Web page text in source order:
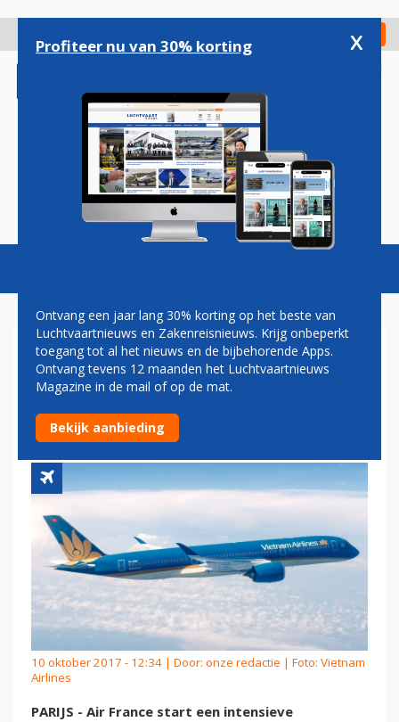
gaan
Check in
Magazine Podcasts Vacatures
AIR FRANCE TEKENT JOINT
VENTURE MET VIETNAM
AIRLINES
10 oktober 2017 - 12:34 | Door: onze redactie | Foto: Vietnam
Airlines
PARIJS - Air France start een intensieve
Profiteer nu van 30% korting x
Ontvang een jaar lang 30% korting op het beste van
Luchtvaartnieuws en Zakenreisnieuws. Krijg onbeperkt
toegang tot al het nieuws en de bijbehorende Apps.
Ontvang tevens 12 maanden het Luchtvaartnieuws
Magazine in de mail of op de mat.
Bekijk aanbieding